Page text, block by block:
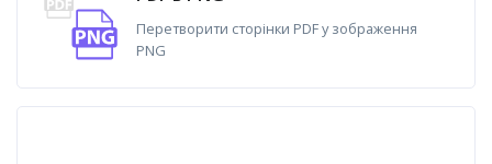
Перетворити сторінки PDF у зображення
PNG